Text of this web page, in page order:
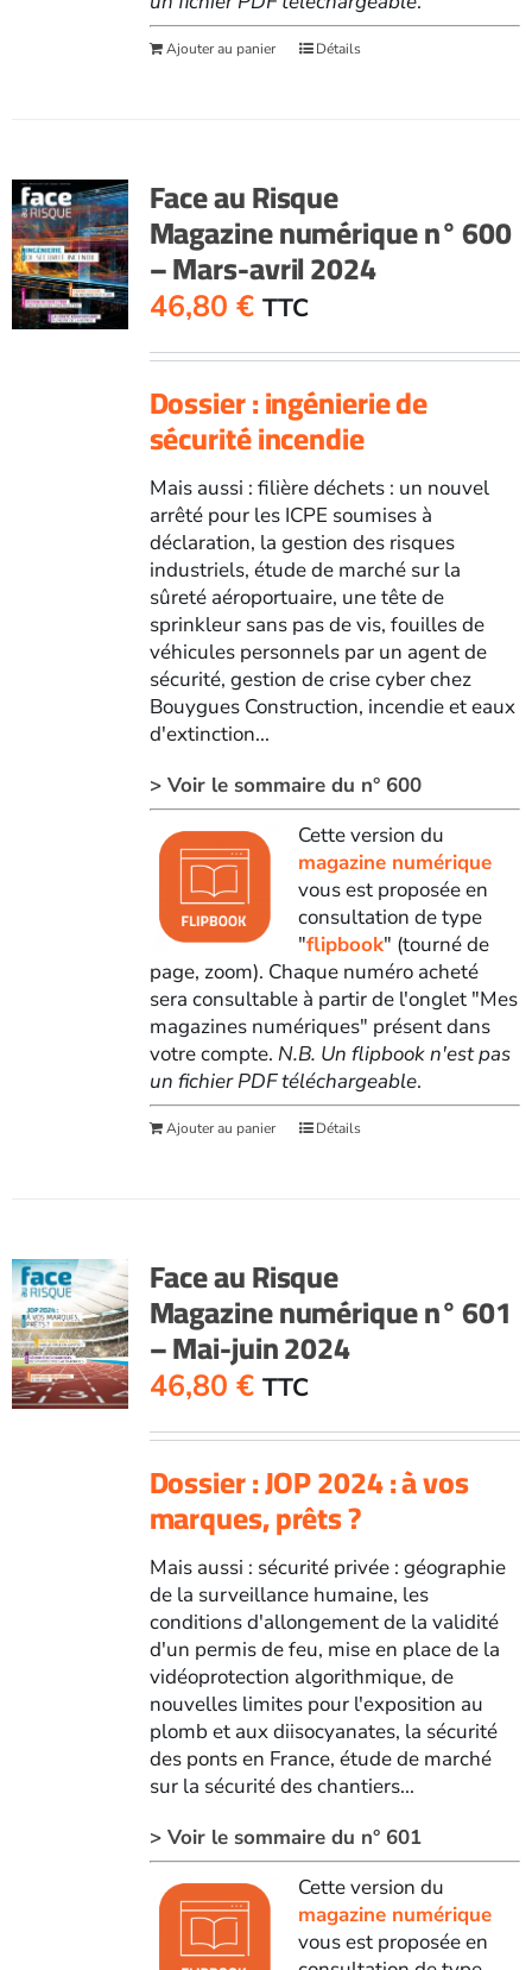
Ajouter au panier Détails
Face au Risque
Magazine numérique n° 600
– Mars-avril 2024
46,80 € TTC
Dossier : ingénierie de
sécurité incendie
Mais aussi : filière déchets : un nouvel
arrêté pour les ICPE soumises à
déclaration, la gestion des risques
industriels, étude de marché sur la
sûreté aéroportuaire, une tête de
sprinkleur sans pas de vis, fouilles de
véhicules personnels par un agent de
sécurité, gestion de crise cyber chez
Bouygues Construction, incendie et eaux
d'extinction...
> Voir le sommaire du n° 600
Cette version du
magazine numérique
vous est proposée en
consultation de type
"flipbook" (tourné de
page, zoom). Chaque numéro acheté
sera consultable à partir de l'onglet "Mes
magazines numériques" présent dans
votre compte. N.B. Un flipbook n'est pas
un fichier PDF téléchargeable.
Ajouter au panier Détails
Face au Risque
Magazine numérique n° 601
– Mai-juin 2024
46,80 € TTC
Dossier : JOP 2024 : à vos
marques, prêts ?
Mais aussi : sécurité privée : géographie
de la surveillance humaine, les
conditions d'allongement de la validité
d'un permis de feu, mise en place de la
vidéoprotection algorithmique, de
nouvelles limites pour l'exposition au
plomb et aux diisocyanates, la sécurité
des ponts en France, étude de marché
sur la sécurité des chantiers...
> Voir le sommaire du n° 601
Cette version du
magazine numérique
vous est proposée en